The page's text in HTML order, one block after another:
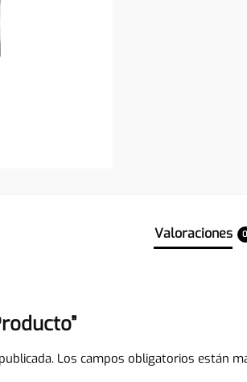
Valoraciones 0
Los campos obligatorios están